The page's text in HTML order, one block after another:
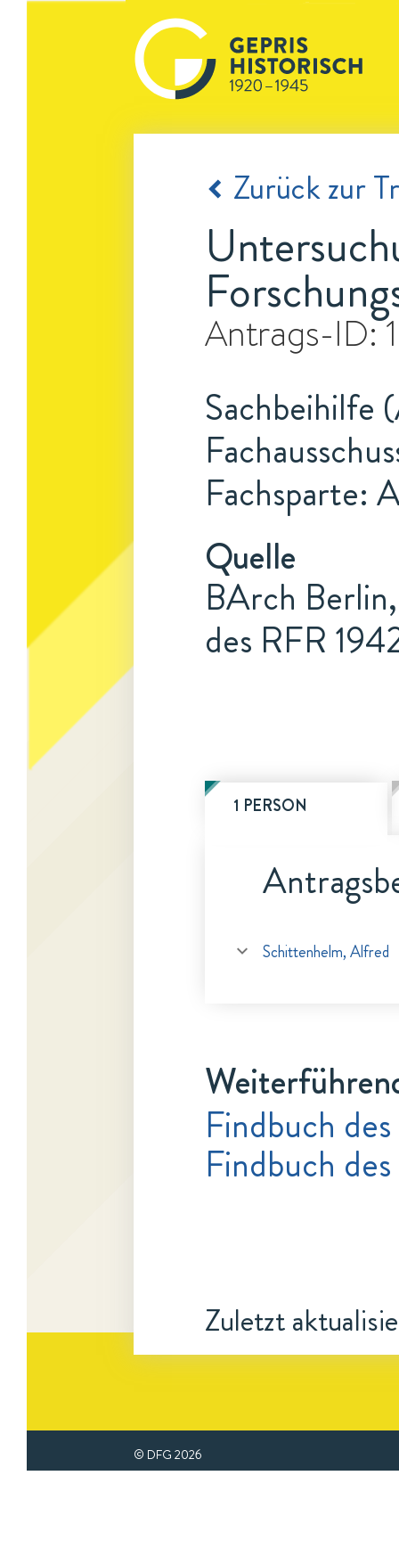
Zurück zur
Antrags-ID:
Sachbeihilfe
Fachsparte:
Quelle
BArch
des RFR
1 PERSON
Schittenhelm, Alfred
Findbuch
Findbuch
Zuletzt
© DFG 2026